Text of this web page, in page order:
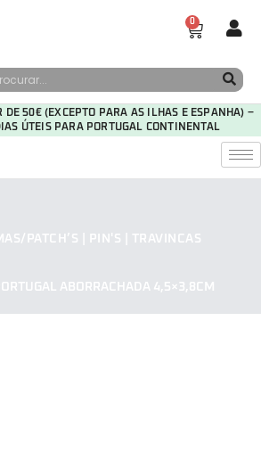
0
DE 50€ (EXCEPTO PARA AS ILHAS E ESPANHA) –
ÚTEIS PARA PORTUGAL CONTINENTAL
PATCH’S | PIN'S | TRAVINCAS
ABORRACHADA 4,5×3,8CM